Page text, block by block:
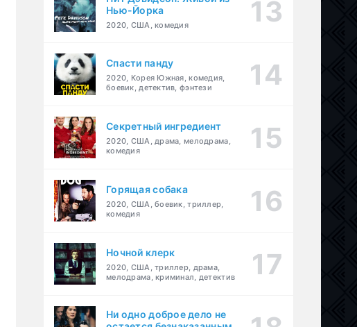
Нью-Йорка
2020, США, комедия
Спасти панду
2020, Корея Южная, комедия,
боевик, детектив, фэнтези
Секретный ингредиент
2020, США, драма, мелодрама,
комедия
Горящая собака
2020, США, боевик, триллер,
комедия
Ночной клерк
2020, США, триллер, драма,
мелодрама, криминал, детектив
Ни одно доброе дело не